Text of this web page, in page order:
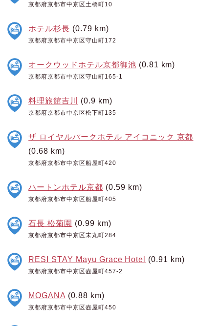
京都府京都市中京区土橋町10
ホテル杉長 (0.79 km)
京都府京都市中京区守山町172
オークウッドホテル京都御池 (0.81 km)
京都府京都市中京区守山町165-1
料理旅館吉川 (0.9 km)
京都府京都市中京区松下町135
ザ ロイヤルパークホテル アイコニック 京都
(0.68 km)
京都府京都市中京区船屋町420
ハートンホテル京都 (0.59 km)
京都府京都市中京区船屋町405
石長 松菊園 (0.99 km)
京都府京都市中京区末丸町284
RESI STAY Mayu Grace Hotel (0.91 km)
京都府京都市中京区壺屋町457-2
MOGANA (0.88 km)
京都府京都市中京区壺屋町450